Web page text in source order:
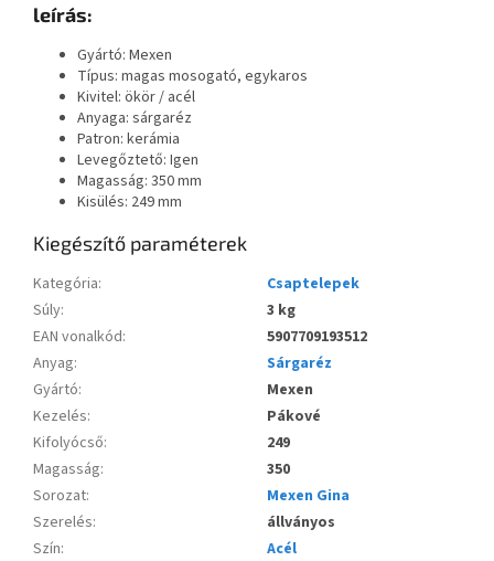
leírás:
Gyártó: Mexen
Típus: magas mosogató, egykaros
Kivitel: ökör / acél
Anyaga: sárgaréz
Patron: kerámia
Levegőztető: Igen
Magasság: 350 mm
Kisülés: 249 mm
Kiegészítő paraméterek
Kategória:
Csaptelepek
Súly:
3 kg
EAN vonalkód:
5907709193512
Anyag:
Sárgaréz
Gyártó:
Mexen
Kezelés:
Pákové
Kifolyócső:
249
Magasság:
350
Sorozat:
Mexen Gina
Szerelés:
állványos
Szín:
Acél